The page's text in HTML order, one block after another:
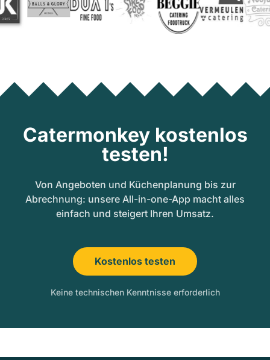
Catermonkey kostenlos
testen!
Von Angeboten und Küchenplanung bis zur
Abrechnung: unsere All-in-one-App macht alles
einfach und steigert Ihren Umsatz.
Kostenlos testen
Keine technischen Kenntnisse erforderlich